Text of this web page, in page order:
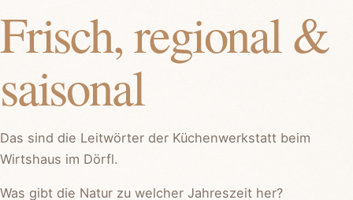
Frisch, regional &
saisonal
Das sind die Leitwörter der Küchenwerkstatt beim
Wirtshaus im Dörfl.
Was gibt die Natur zu welcher Jahreszeit her?